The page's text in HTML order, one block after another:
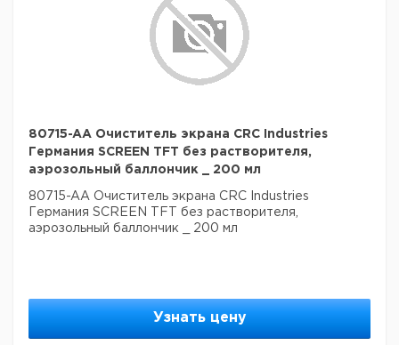
80715-AA Очиститель экрана CRC Industries
Германия SCREEN TFT без растворителя,
аэрозольный баллончик _ 200 мл
80715-AA Очиститель экрана CRC Industries
Германия SCREEN TFT без растворителя,
аэрозольный баллончик _ 200 мл
Узнать цену